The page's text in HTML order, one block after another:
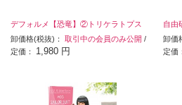
デフォルメ【恐竜】②トリケラトプス
卸価格(税抜)： 取引中の会員のみ公開 /
定価： 1,980 円
自由
卸価
定価